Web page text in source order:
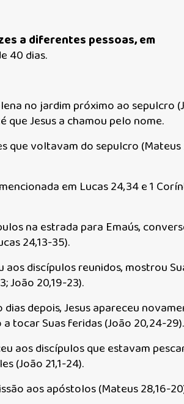
a diferentes pessoas, em
40 dias.
no jardim próximo ao sepulcro
que Jesus a chamou pelo nome.
que voltavam do sepulcro
em Lucas 24,34 e 1
na estrada para Emaús,
24,13-35).
aos discípulos reunidos, mostrou
João 20,19-23).
dias depois, Jesus apareceu
tocar Suas feridas (João 20,24-29).
aos discípulos que estavam
(João 21,1-24).
aos apóstolos (Mateus 28,16-